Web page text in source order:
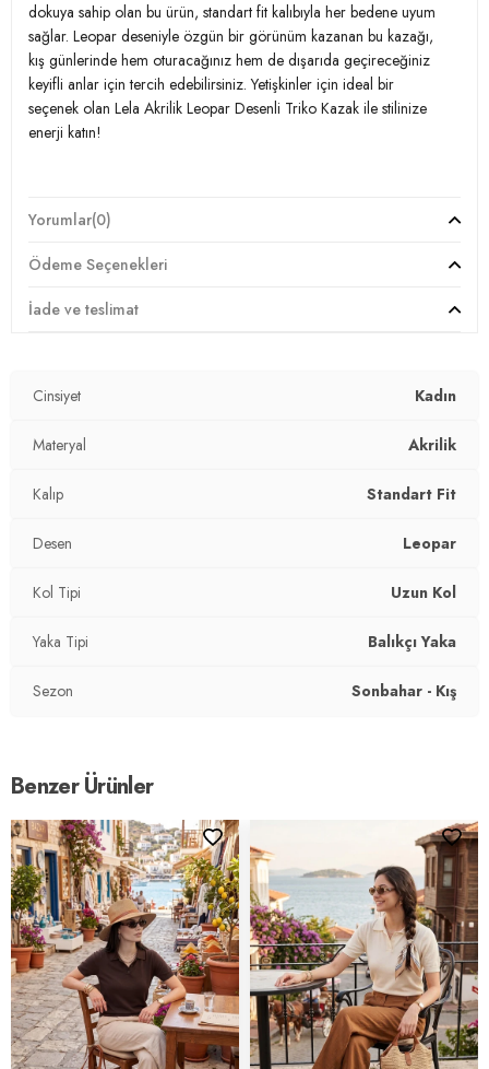
dokuya sahip olan bu ürün, standart fit kalıbıyla her bedene uyum
sağlar. Leopar deseniyle özgün bir görünüm kazanan bu kazağı,
kış günlerinde hem oturacağınız hem de dışarıda geçireceğiniz
keyifli anlar için tercih edebilirsiniz. Yetişkinler için ideal bir
seçenek olan Lela Akrilik Leopar Desenli Triko Kazak ile stilinize
enerji katın!
Giyim Tarzı: Günlük/Casual
Desen: Leopar
Materyal:
Yaka Tipi:
Kol Tipi:
Kalıp Bilgisi:
Yaş Grubu:
Yorumlar(0)
Ödeme Seçenekleri
İade ve teslimat
Cinsiyet Kadın
Materyal Akrilik
Kalıp Standart Fit
Desen Leopar
Kol Tipi Uzun Kol
Yaka Tipi Balıkçı Yaka
Sezon Sonbahar - Kış
Benzer Ürünler